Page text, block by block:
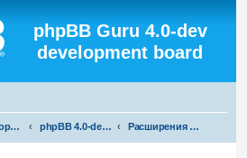
phpBB Guru 4.0-dev
development board
Список форумов phpBB 4.0-dev test Расширения для phpBB 4.0-dev